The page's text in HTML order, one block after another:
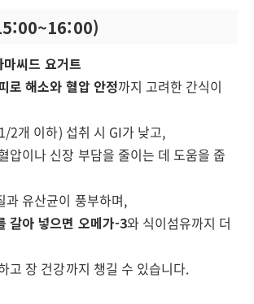
씨드 요거트
로 해소와 혈압 안정까지 고려한 간식이
2개 이하) 섭취 시 GI가 낮고,
압이나 신장 부담을 줄이는 데 도움을 줍
과 유산균이 풍부하며,
갈아 넣으면 오메가-3와 식이섬유까지 더
고 장 건강까지 챙길 수 있습니다.